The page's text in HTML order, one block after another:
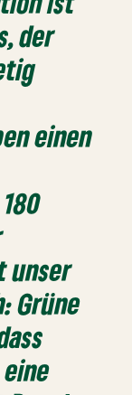
der
einen
unser
Grüne